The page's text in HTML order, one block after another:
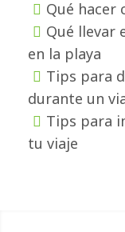
Qué hacer
Qué llevar
en la playa
Tips para
durante un
Tips para
tu viaje